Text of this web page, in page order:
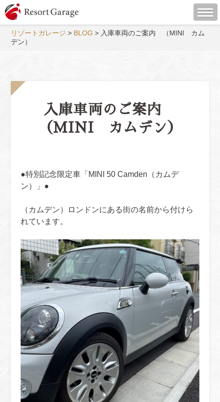
リゾートガレージ > BLOG > 入庫車両のご案内 （MINI カム
デン）
入庫車両のご案内
（MINI カムデン）
●特別記念限定車「MINI 50 Camden（カムデ
ン）」●
（カムデン）ロンドンにある街の名前から付けら
れています。